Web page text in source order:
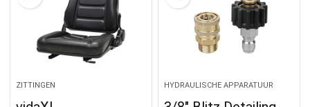
ZITTINGEN HYDRAULISCHE APPARATUUR